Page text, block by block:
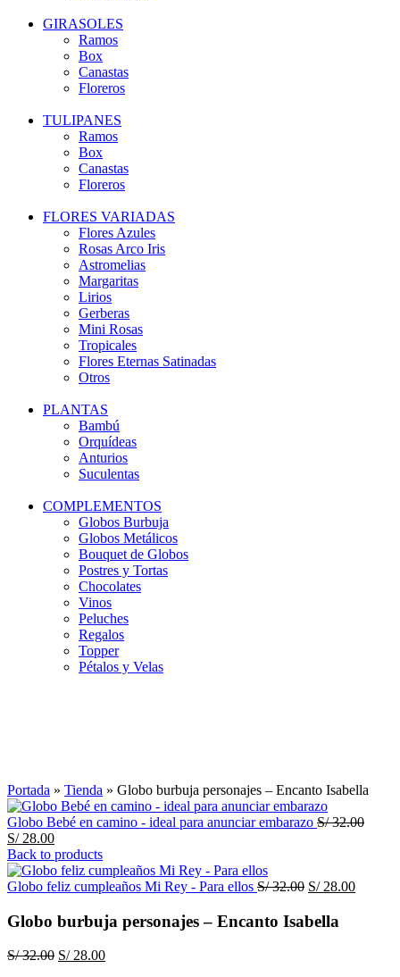
GIRASOLES
Ramos
Box
Canastas
Floreros
TULIPANES
Ramos
Box
Canastas
Floreros
FLORES VARIADAS
Flores Azules
Rosas Arco Iris
Astromelias
Margaritas
Lirios
Gerberas
Mini Rosas
Tropicales
Flores Eternas Satinadas
Otros
PLANTAS
Bambú
Orquídeas
Anturios
Suculentas
COMPLEMENTOS
Globos Burbuja
Globos Metálicos
Bouquet de Globos
Postres y Tortas
Chocolates
Vinos
Peluches
Regalos
Topper
Pétalos y Velas
Portada » Tienda » Globo burbuja personajes – Encanto Isabella
Globo Bebé en camino - ideal para anunciar embarazo S/32.00El
S/28.00El
precio
actual
es:
Back to products
Globo feliz cumpleaños Mi Rey - Para ellos S/32.00 El
original
S/28.00El
Globo burbuja personajes – Encanto Isabella
S/32.00 El
S/28.00El